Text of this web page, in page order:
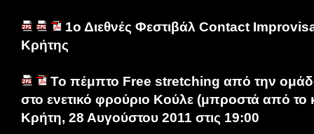
1ο Διεθνές Φεστιβάλ Contact
Κρήτης
Το πέμπτο Free stretching από την
στο ενετικό φρούριο Κούλε (μπροστά από το
Κρήτη, 28 Αυγούστου 2011 στις 19:00